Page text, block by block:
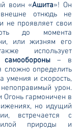
воин «Ашита»! Он
отнюдь не
не проявляет свои
до момента
или жизням его
использует
самообороны– в
сложно определить
умения и скорость,
урон.
гармоничен в
но идущий
встречается с
природы и